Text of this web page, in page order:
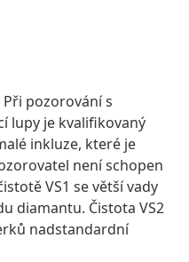
Při pozorování s
lupy je kvalifikovaný
inkluze, které je
není schopen
VS1 se větší vady
diamantu. Čistota VS2
nadstandardní